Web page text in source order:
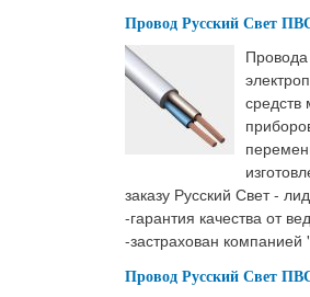
Провод Русский Свет
заказу Русский Свет -
-гарантия качества от
-застрахован компанией
Провод Русский Свет